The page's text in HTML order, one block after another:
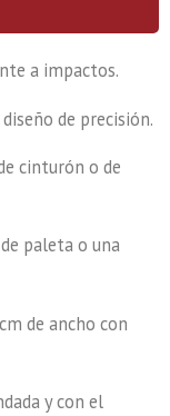
a impactos.
de precisión.
cinturón o de
paleta o una
de ancho con
y con el